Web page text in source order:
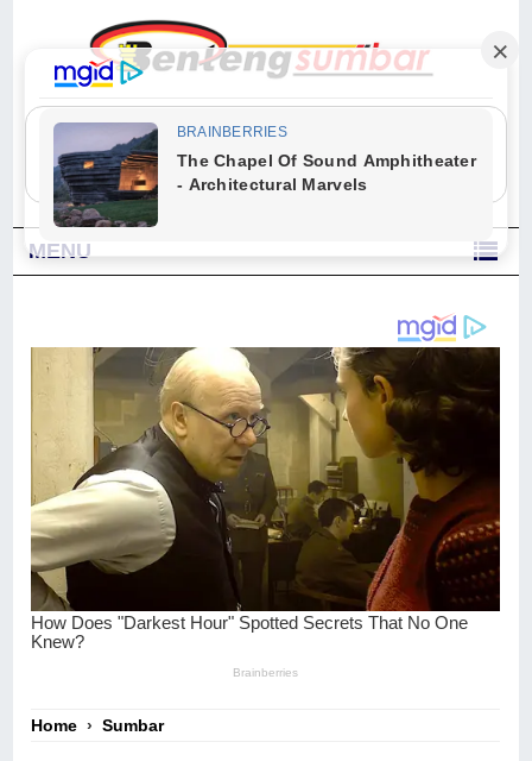
"Sesungguhnya Allah dan para malaikat-Nya berselawat untuk Nabi.
Wahai orang-orang yang beriman, berselawatlah kamu untuk Nabi dan
ucapkanlah salam dengan penuh penghormatan kepadanya." (Qs. Al
Ahzab Ayat 56)
MENU
Home ›Sumbar